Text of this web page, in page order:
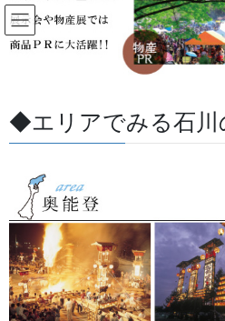
コ
ン
テ
移
動
ナ
ビ
ゲ
ン
に
すべて
すべての記事 お祭用品・品目
2019/08/01 / 最終更新日 :
幕・のぼり
房 特別仕様
◆エリアでみる石川